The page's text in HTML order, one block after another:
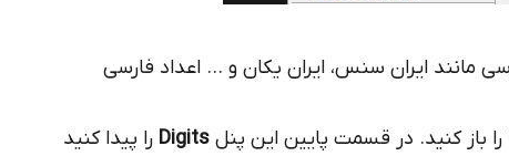
مانند ایران سنس، ایران یکان و … اعداد فارسی
را باز کنید. در قسمت پایین این پنل Digits را پیدا کنید